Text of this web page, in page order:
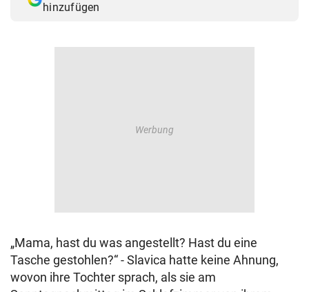
hinzufügen
„Mama, hast du was angestellt? Hast du eine
Tasche gestohlen?“ - Slavica hatte keine Ahnung,
wovon ihre Tochter sprach, als sie am